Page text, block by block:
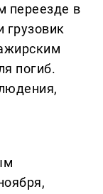
переезде в
грузовик
погиб.